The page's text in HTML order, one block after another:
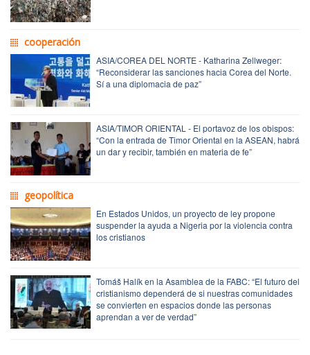
cooperación
ASIA/COREA DEL NORTE - Katharina Zellweger:
“Reconsiderar las sanciones hacia Corea del Norte.
Sí a una diplomacia de paz”
ASIA/TIMOR ORIENTAL - El portavoz de los obispos:
“Con la entrada de Timor Oriental en la ASEAN, habrá
un dar y recibir, también en materia de fe”
geopolítica
En Estados Unidos, un proyecto de ley propone
suspender la ayuda a Nigeria por la violencia contra
los cristianos
Tomáš Halík en la Asamblea de la FABC: “El futuro del
cristianismo dependerá de si nuestras comunidades
se convierten en espacios donde las personas
aprendan a ver de verdad”